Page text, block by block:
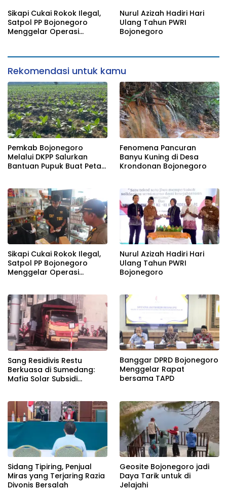
Sikapi Cukai Rokok Ilegal,
Satpol PP Bojonegoro
Menggelar Operasi
Nurul Azizah Hadiri Hari
Ulang Tahun PWRI
Bojonegoro
Rekomendasi untuk kamu
Pemkab Bojonegoro
Melalui DKPP Salurkan
Bantuan Pupuk Buat Petani
Fenomena Pancuran
Banyu Kuning di Desa
Krondonan Bojonegoro
Sikapi Cukai Rokok Ilegal,
Satpol PP Bojonegoro
Menggelar Operasi
Nurul Azizah Hadiri Hari
Ulang Tahun PWRI
Bojonegoro
Sang Residivis Restu
Berkuasa di Sumedang:
Mafia Solar Subsidi
Bungkam
Banggar DPRD Bojonegoro
Menggelar Rapat
bersama TAPD
Sidang Tipiring, Penjual
Miras yang Terjaring Razia
Divonis Bersalah
Geosite Bojonegoro jadi
Daya Tarik untuk di
Jelajahi